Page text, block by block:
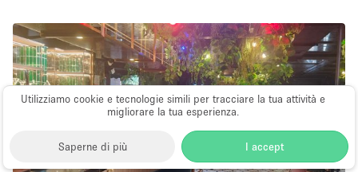
Utilizziamo cookie e tecnologie simili per tracciare la tua attività e
migliorare la tua esperienza.
Saperne di più I accept